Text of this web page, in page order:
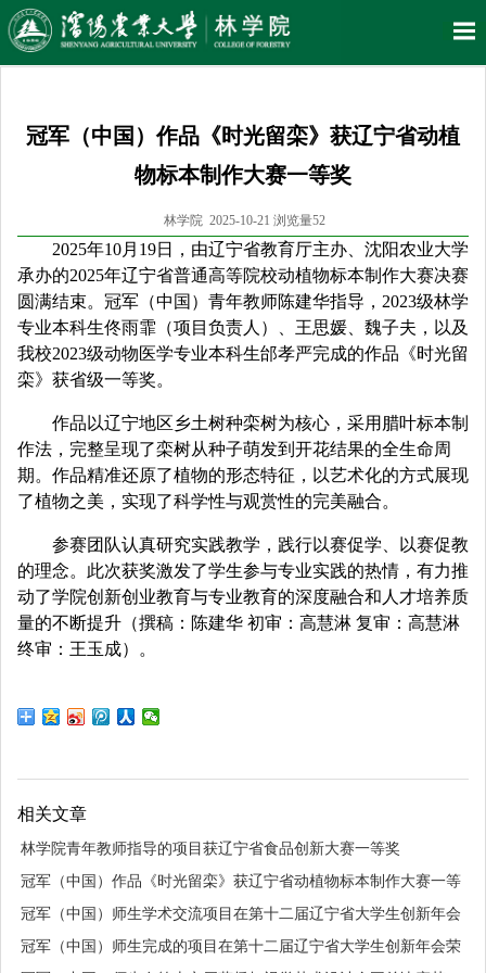
冠军（中国）作品《时光留栾》获辽宁省动植
物标本制作大赛一等奖
林学院 2025-10-21 浏览量52
2025年10月 19日，由辽宁省教育厅主办、沈阳农业大学
承办的2025年辽宁省普通高等院校动植物标本制作大赛决赛
圆满结束。冠军（中国）青年教师陈建华指导， 2023级林学
专业本科生佟雨霏（项目负责人）、王思媛、魏子夫，以及
我校2023级动物医学专业本科生邰孝严完成的作品《时光留
栾》获省级一等奖。
作品以辽宁地区乡土树种栾树为核心，采用腊叶标本制
作法，完整呈现了栾树从种子萌发到开花结果的全生命周
期。作品精准还原了植物的形态特征，以艺术化的方式展现
了植物之美，实现了科学性与观赏性的完美融合。
参赛团队认真研究实践教学，践行以赛促学、以赛促教
的理念。此次获奖激发了学生参与专业实践的热情，有力推
动了学院创新创业教育与专业教育的深度融合和人才培养质
量的不断提升（撰稿：陈建华 初审：高慧淋 复审：高慧淋
终审：王玉成）。
相关文章
林学院青年教师指导的项目获辽宁省食品创新大赛一等奖
冠军（中国）作品《时光留栾》获辽宁省动植物标本制作大赛一等
奖
冠军（中国）师生学术交流项目在第十二届辽宁省大学生创新年会
获三等奖
冠军（中国）师生完成的项目在第十二届辽宁省大学生创新年会荣